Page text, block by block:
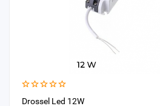
Drossel Led 12W